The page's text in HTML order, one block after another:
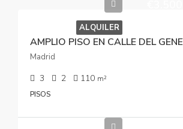
ALQUILER
Madrid
3 2 110 m²
PISOS